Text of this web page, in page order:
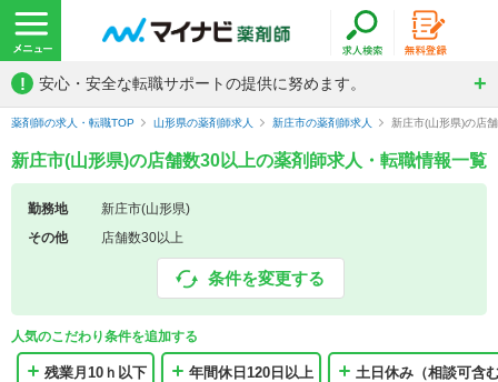
! 安心・安全な転職サポートの提供に努めます。
薬剤師の求人・転職TOP 山形県の薬剤師求人 新庄市の薬剤師求人 新庄市(山形県)の店
新庄市(山形県)の店舗数30以上の薬剤師求人・転職情報一覧
勤務地
新庄市(山形県)
その他
店舗数30以上
条件を変更する
人気のこだわり条件を追加する
残業月10ｈ以下 年間休日120日以上 土日休み（相談可含